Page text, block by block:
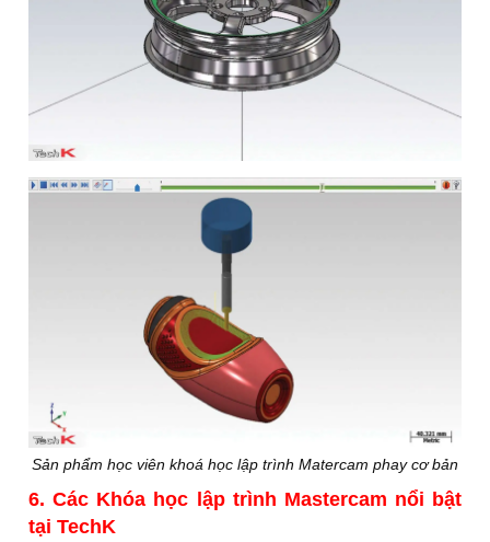
Sản phẩm học viên khoá học lập trình Matercam phay cơ bản
6. Các Khóa học lập trình Mastercam nổi bật
tại TechK